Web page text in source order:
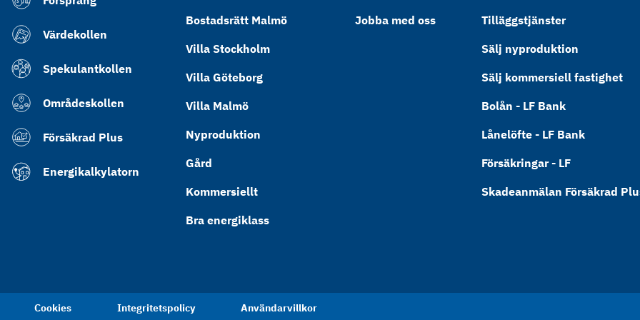
Värdekollen
Spekulantkollen
Områdeskollen
Försäkrad Plus
Energikalkylatorn
Bostadsrätt Malmö
Villa Stockholm
Villa Göteborg
Villa Malmö
Nyproduktion
Gård
Kommersiellt
Bra energiklass
Jobba med oss
Tilläggstjänster
Sälj nyproduktion
Sälj kommersiell fastighet
Bolån - LF Bank
Lånelöfte - LF Bank
Försäkringar - LF
Skadeanmälan Försäkrad
Cookies Integritetspolicy Användarvillkor